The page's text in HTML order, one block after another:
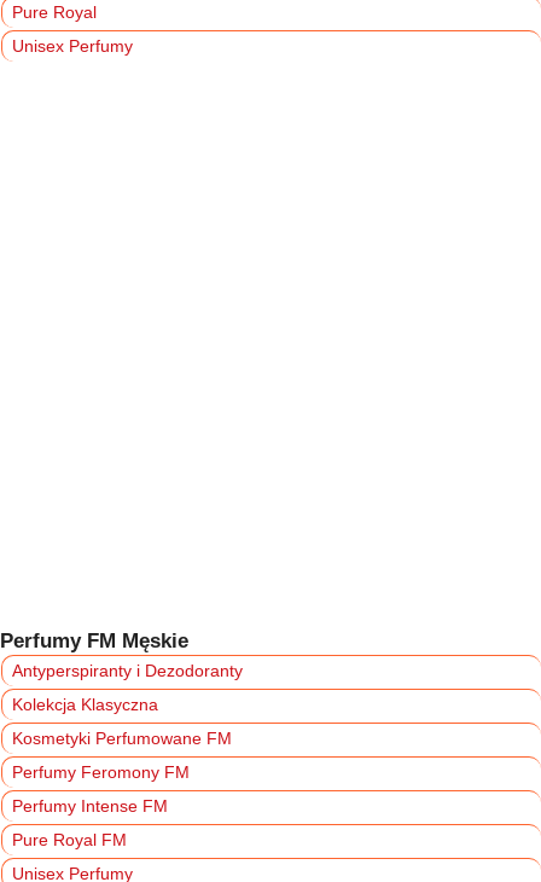
Pure Royal
Unisex Perfumy
Perfumy FM Męskie
Antyperspiranty i Dezodoranty
Kolekcja Klasyczna
Kosmetyki Perfumowane FM
Perfumy Feromony FM
Perfumy Intense FM
Pure Royal FM
Unisex Perfumy